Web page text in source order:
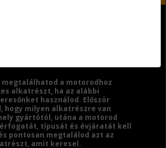
megtalálhatod a motorodhoz
alkatrészt, ha az alábbi
használod. Először
hogy milyen alkatrészre van
gyártótól, utána a motorod
típusát és évjáratát kell
pontosan megtalálod azt az
amit keresel.